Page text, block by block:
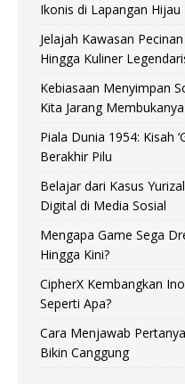
Ikonis di Lapangan Hijau
Jelajah Kawasan
Hingga Kuliner
Kebiasaan Menyimpan
Kita Jarang
Piala Dunia 1954: Kisah
Berakhir Pilu
Belajar dari Kasus
Digital di Media Sosial
Mengapa Game Sega
Hingga Kini?
CipherX Kembangkan
Seperti Apa?
Cara Menjawab
Bikin Canggung